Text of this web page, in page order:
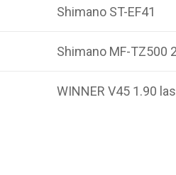
Shimano ST-EF41
Shimano MF-TZ500
WINNER V45 1.90